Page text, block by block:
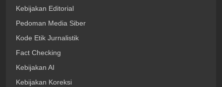
Kebijakan Editorial
Pedoman Media Siber
Kode Etik Jurnalistik
Fact Checking
Kebijakan AI
Kebijakan Koreksi